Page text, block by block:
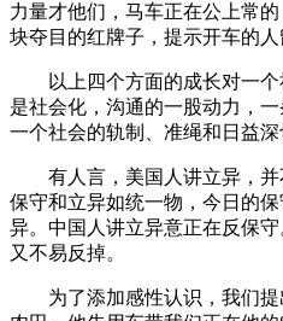
力量才他们，马车正在公上常
块夺目的红牌子，提示开车的人
以上四个方面的成长对一个
是社会化，沟通的一股动力，
一个社会的轨制、准绳和日益
有人言，美国人讲立异，并
保守和立异如统一物，今日的
异。中国人讲立异意正在反保
又不易反掉。
为了添加感性认识，我们提